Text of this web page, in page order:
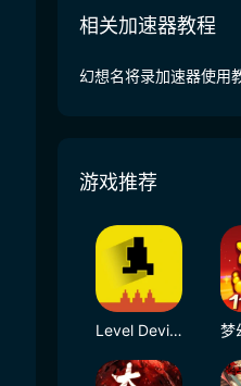
相关加速器教程
幻想名将录加速器使用
游戏推荐
Level Devil - NOT A Troll Game